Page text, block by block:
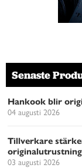
Senaste
Hankook blir
04 augusti 2026
Tillverkare
originalutrustning
03 augusti 2026